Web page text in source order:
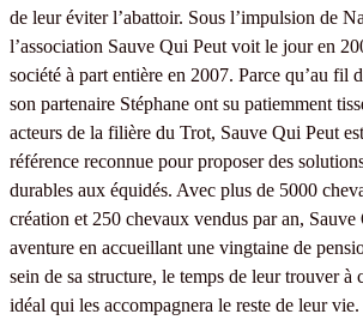
de leur éviter l’abattoir. Sous l’impulsion de
l’association Sauve Qui Peut voit le jour en
société à part entière en 2007. Parce qu’au fil
son partenaire Stéphane ont su patiemment
acteurs de la filière du Trot, Sauve Qui Peut
référence reconnue pour proposer des
durables aux équidés. Avec plus de 5000
création et 250 chevaux vendus par an,
aventure en accueillant une vingtaine de
sein de sa structure, le temps de leur trouver à
idéal qui les accompagnera le reste de leur vie.